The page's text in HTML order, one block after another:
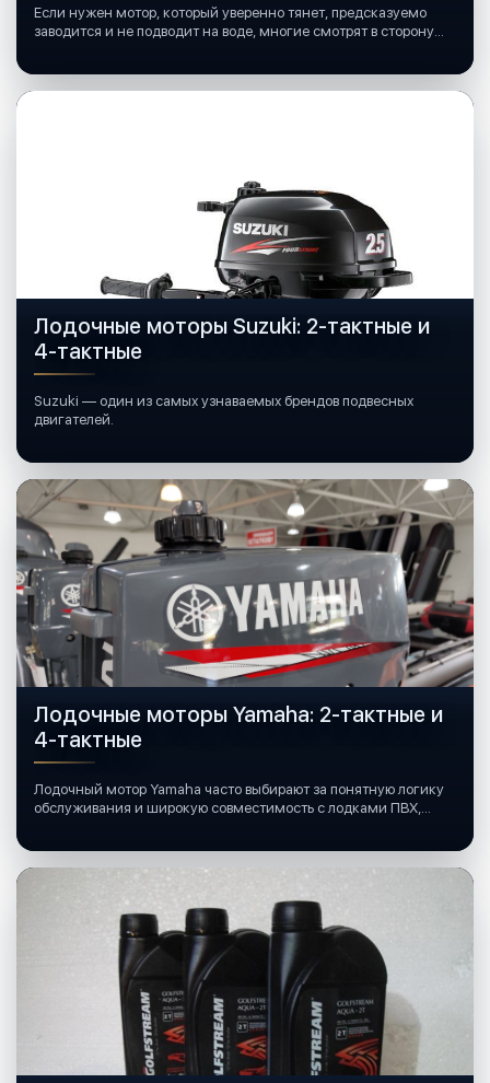
Если нужен мотор, который уверенно тянет, предсказуемо
заводится и не подводит на воде, многие смотрят в сторону
Лодочные моторы Suzuki: 2-тактные и
4-тактные
Suzuki — один из самых узнаваемых брендов подвесных
двигателей.
Лодочные моторы Yamaha: 2-тактные и
4-тактные
Лодочный мотор Yamaha часто выбирают за понятную логику
обслуживания и широкую совместимость с лодками ПВХ,